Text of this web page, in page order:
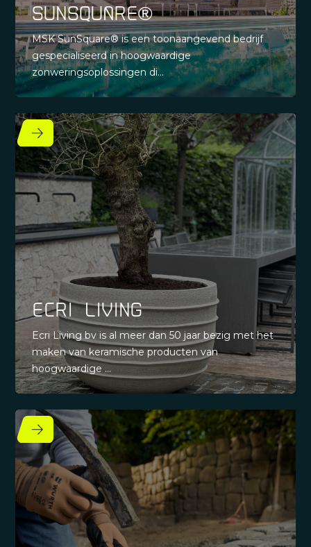
SunSquare®
MSK SunSquare® is een toonaangevend bedrijf
gespecialiseerd in hoogwaardige
zonweringsoplossingen di...
Ecri Living
Ecri Living bv is al meer dan 50 jaar bezig met het
maken van keramische producten van
hoogwaardige ...